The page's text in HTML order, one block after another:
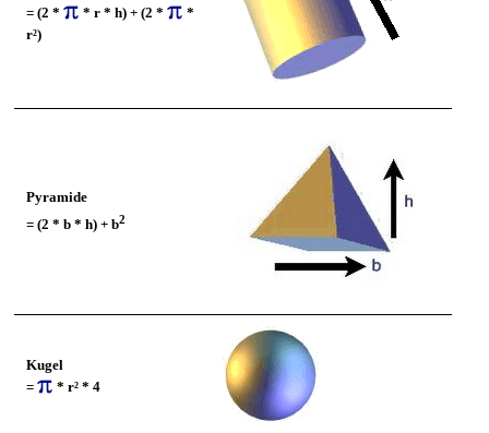
= (2 *
* r * h) + (2 *
*
r²)
Pyramide
= (2 * b * h) + b2
Kugel
=
* r² * 4